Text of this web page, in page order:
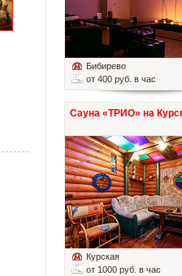
Бибирево
от 400 руб. в час
Сауна «ТРИО» на
Курская
от 1000 руб. в час